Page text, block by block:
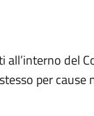
del
per cause